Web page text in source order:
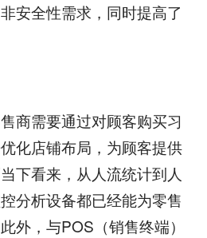
安全性需求，同时提高了
需要通过对顾客购买习
化店铺布局，为顾客提供
下看来，从人流统计到人
分析设备都已经能为零售
外，与POS（销售终端）